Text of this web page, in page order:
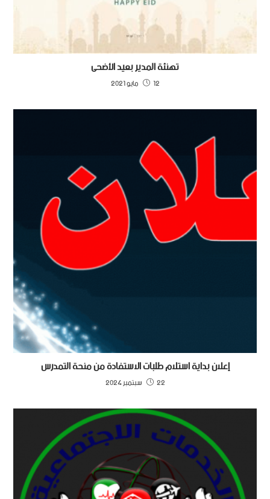
تهنئة المدير بعيد الأضحى
12 مايو 2021
إعلان بداية استلام طلبات الاستفادة من منحة التمدرس
22 سبتمبر 2024